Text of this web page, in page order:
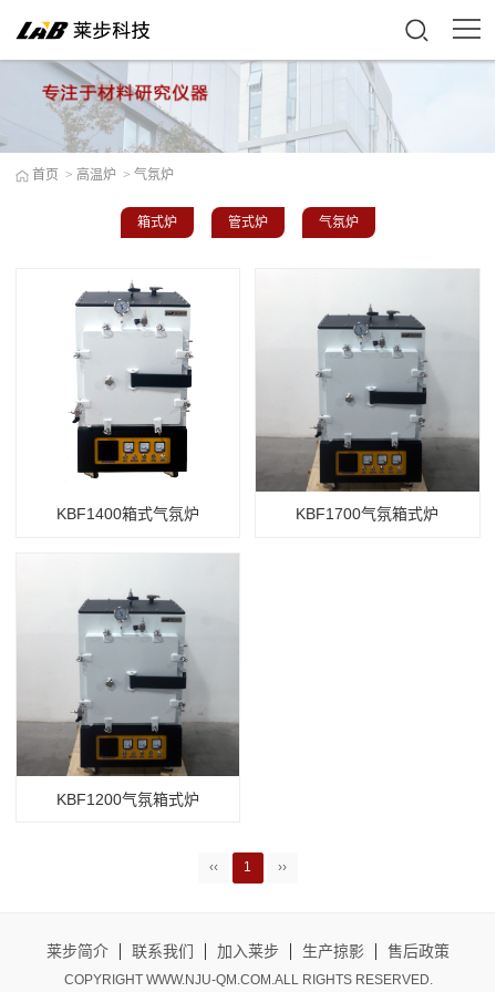
首页 > 高温炉 > 气氛炉
箱式炉 管式炉 气氛炉
KBF1400箱式气氛炉 KBF1700气氛箱式炉
KBF1200气氛箱式炉
‹‹ 1 ››
莱步简介 联系我们 加入莱步 生产掠影 售后政策
COPYRIGHT WWW.NJU-QM.COM.ALL RIGHTS RESERVED.